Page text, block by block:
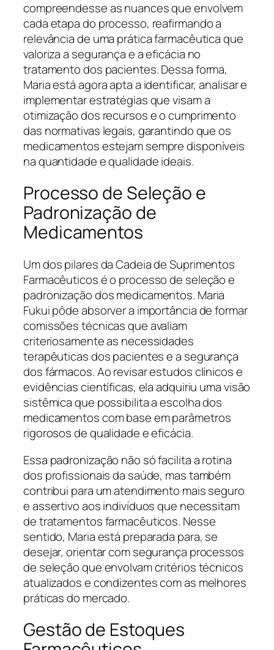
compreendesse as nuances que envolvem
cada etapa do processo, reafirmando a
relevância de uma prática farmacêutica que
valoriza a segurança e a eficácia no
tratamento dos pacientes. Dessa forma,
Maria está agora apta a identificar, analisar e
implementar estratégias que visam a
otimização dos recursos e o cumprimento
das normativas legais, garantindo que os
medicamentos estejam sempre disponíveis
na quantidade e qualidade ideais.
Processo de Seleção e
Padronização de
Medicamentos
Um dos pilares da Cadeia de Suprimentos
Farmacêuticos é o processo de seleção e
padronização dos medicamentos. Maria
Fukui pôde absorver a importância de formar
comissões técnicas que avaliam
criteriosamente as necessidades
terapêuticas dos pacientes e a segurança
dos fármacos. Ao revisar estudos clínicos e
evidências científicas, ela adquiriu uma visão
sistêmica que possibilita a escolha dos
medicamentos com base em parâmetros
rigorosos de qualidade e eficácia.
Essa padronização não só facilita a rotina
dos profissionais da saúde, mas também
contribui para um atendimento mais seguro
e assertivo aos indivíduos que necessitam
de tratamentos farmacêuticos. Nesse
sentido, Maria está preparada para, se
desejar, orientar com segurança processos
de seleção que envolvam critérios técnicos
atualizados e condizentes com as melhores
práticas do mercado.
Gestão de Estoques